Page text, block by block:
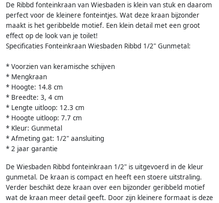
De Ribbd fonteinkraan van Wiesbaden is klein van stuk en daarom
perfect voor de kleinere fonteintjes. Wat deze kraan bijzonder
maakt is het geribbelde motief. Een klein detail met een groot
effect op de look van je toilet!
Specificaties Fonteinkraan Wiesbaden Ribbd 1/2" Gunmetal:
* Voorzien van keramische schijven
* Mengkraan
* Hoogte: 14.8 cm
* Breedte: 3, 4 cm
* Lengte uitloop: 12.3 cm
* Hoogte uitloop: 7.7 cm
* Kleur: Gunmetal
* Afmeting gat: 1/2" aansluiting
* 2 jaar garantie
De Wiesbaden Ribbd fonteinkraan 1/2" is uitgevoerd in de kleur
gunmetal. De kraan is compact en heeft een stoere uitstraling.
Verder beschikt deze kraan over een bijzonder geribbeld motief
wat de kraan meer detail geeft. Door zijn kleinere formaat is deze